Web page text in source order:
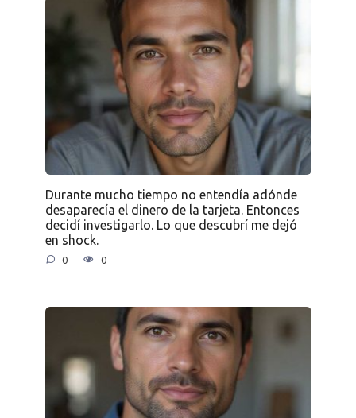
Durante mucho tiempo no entendía adónde
desaparecía el dinero de la tarjeta. Entonces
decidí investigarlo. Lo que descubrí me dejó
en shock.
0 0